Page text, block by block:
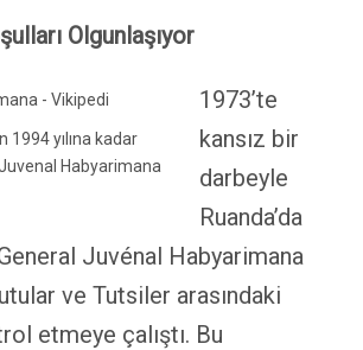
Olgunlaşıyor
1994 yılına kadar
Habyarimana
1973’te
kansız bir
darbeyle
Ruanda’da
Juvénal Habyarimana
ve Tutsiler arasındaki
etmeye çalıştı. Bu